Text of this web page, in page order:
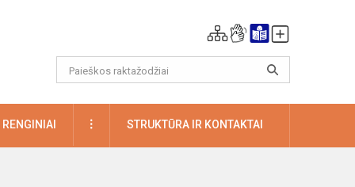
RENGINIAI DAUGIAUSTRUKTŪRA IR KONTAKTAI